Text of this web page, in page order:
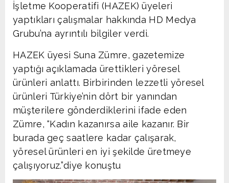
İşletme Kooperatifi (HAZEK) üyeleri
yaptıkları çalışmalar hakkında HD Medya
Grubu’na ayrıntılı bilgiler verdi.
HAZEK üyesi Suna Zümre, gazetemize
yaptığı açıklamada ürettikleri yöresel
ürünleri anlattı. Birbirinden lezzetli yöresel
ürünleri Türkiye’nin dört bir yanından
müşterilere gönderdiklerini ifade eden
Zümre, “Kadın kazanırsa aile kazanır. Bir
burada geç saatlere kadar çalışarak,
yöresel ürünleri en iyi şekilde üretmeye
çalışıyoruz.”diye konuştu